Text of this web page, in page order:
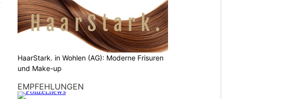
HaarStark. in Wohlen (AG): Moderne Frisuren
und Make-up
EMPFEHLUNGEN